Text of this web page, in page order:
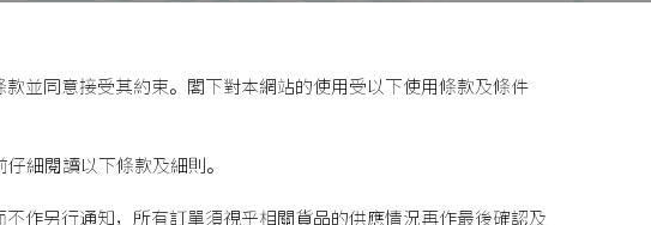
並同意接受其約束。閣下對本網站的使用受以下使用條款及條件
細閱讀以下條款及細則。
作另行通知，所有訂單須視乎相關貨品的供應情況再作最後確認及